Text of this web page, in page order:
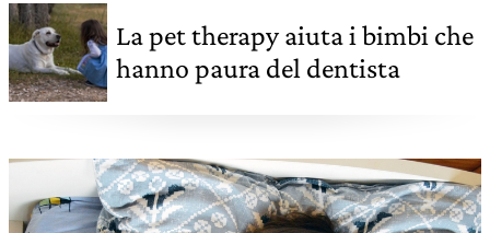
La pet therapy aiuta i bimbi che
hanno paura del dentista